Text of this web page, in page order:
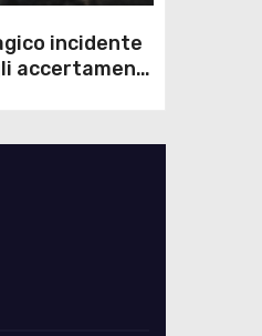
incidente
accertamenti